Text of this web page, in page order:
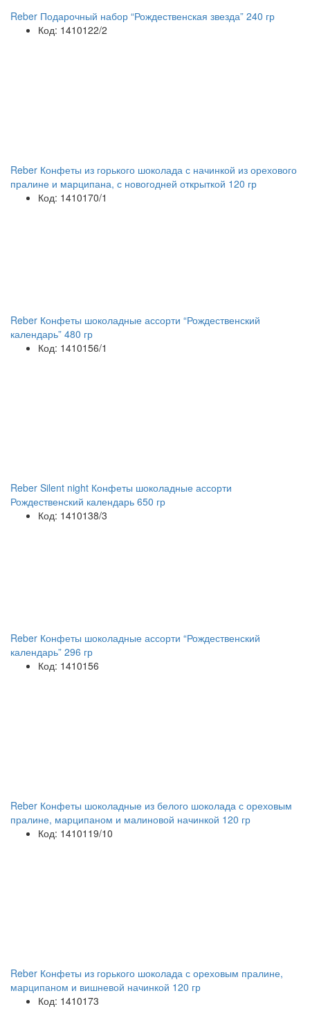
Reber Подарочный набор “Рождественская звезда” 240 гр
Код: 1410122/2
Reber Конфеты из горького шоколада с начинкой из орехового
пралине и марципана, с новогодней открыткой 120 гр
Код: 1410170/1
Reber Конфеты шоколадные ассорти “Рождественский
календарь” 480 гр
Код: 1410156/1
Reber Silent night Конфеты шоколадные ассорти
Рождественский календарь 650 гр
Код: 1410138/3
Reber Конфеты шоколадные ассорти “Рождественский
календарь” 296 гр
Код: 1410156
Reber Конфеты шоколадные из белого шоколада с ореховым
пралине, марципаном и малиновой начинкой 120 гр
Код: 1410119/10
Reber Конфеты из горького шоколада с ореховым пралине,
марципаном и вишневой начинкой 120 гр
Код: 1410173